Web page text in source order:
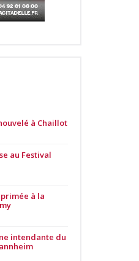
à Chaillot
au Festival
à la
intendante du